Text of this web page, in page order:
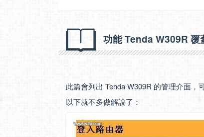
功能 Tenda W309R 覆
此篇會列出 Tenda W309R 的管理介面，
以下就不多做解說了：